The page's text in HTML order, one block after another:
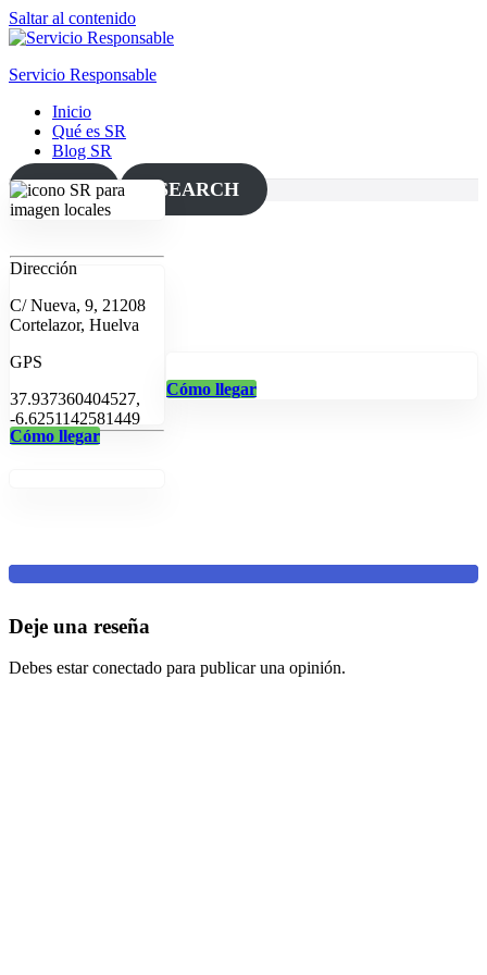
Saltar al contenido
Servicio Responsable
Inicio
Qué es SR
Blog SR
MAP SEARCH
Dirección
C/ Nueva, 9, 21208
Cortelazor, Huelva
GPS
37.937360404527,
-6.6251142581449
Cómo llegar
Cómo llegar
Deje una reseña
Debes estar conectado para publicar una opinión.